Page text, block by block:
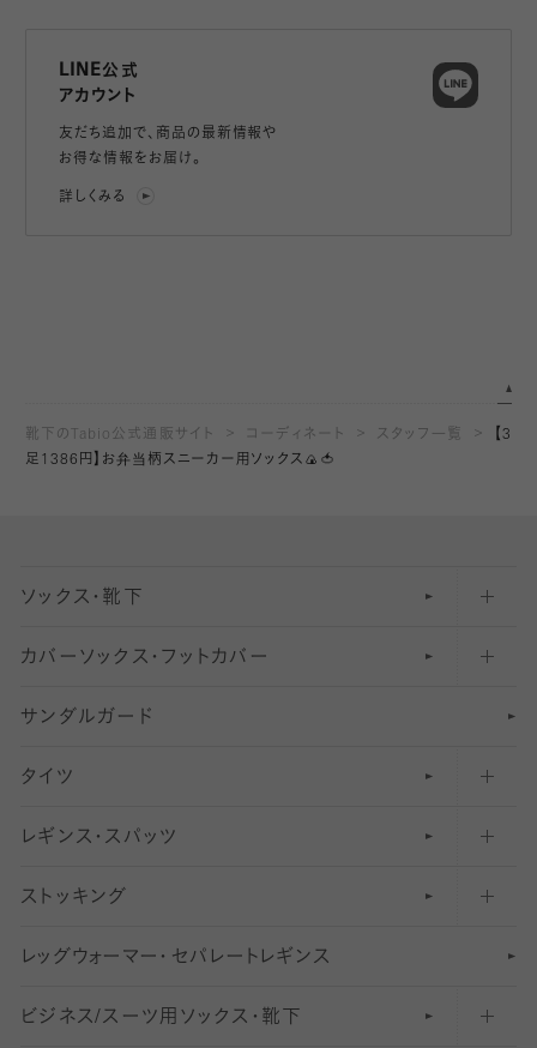
LINE公式
アカウント
友だち追加で、 商品の最新情報や
お得な情報をお届け。
詳しくみる
靴下のTabio公式通販サイト コーディネート スタッフ一覧
【3
足1386円】お弁当柄スニーカー用ソックス🍙🍅
ソックス・靴下
五本指ソックス・靴下
足袋ソックス・靴下
無地・プレーンソックス・靴下
柄ソックス・靴下
スニーカー（くるぶし）用ソックス
アンクル・ショートソックス（くるぶし上）
クルーソックス（ふくらはぎ下）
カバーソックス・フットカバー
フットカバー・カバーソックス（深め）
フットカバー・カバーソックス（ふつう）
フットカバー・カバーソックス（浅め）
サンダルガード
タイツ
30デニール以下のタイツ（薄手タイツ）
31〜40デニールタイツ
41〜60デニールタイツ
61〜80デニールタイツ
レギンス・スパッツ
柄レギンス
無地レギンス
レギンスパンツ（レギパン）
ストッキング
伝線しにくいストッキング
ショートストッキング
レッ グ ウォー マー ・ セパレー ト レ ギンス
ビジネス/スーツ用 ソックス・靴下